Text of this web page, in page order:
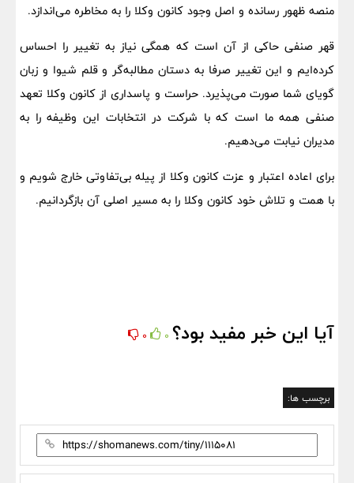
منصه ظهور رسانده و اصل وجود کانون وکلا را به مخاطره می‌اندازد.
قهر صنفی حاکی از آن است که همگی نیاز به تغییر را احساس
کرده‌ایم و این تغییر صرفا به دستان مطالبه‌گر و قلم شیوا و زبان
گویای شما صورت می‌پذیرد. حراست و پاسداری از کانون وکلا تعهد
صنفی همه ما است که با شرکت در انتخابات این وظیفه را به
مدیران نیابت می‌دهیم.
برای اعاده اعتبار و عزت کانون وکلا از پیله بی‌تفاوتی خارج شویم و
با همت و تلاش خود کانون وکلا را به مسیر اصلی آن بازگردانیم.
آیا این خبر مفید بود؟ 0
0
برچسب ها: